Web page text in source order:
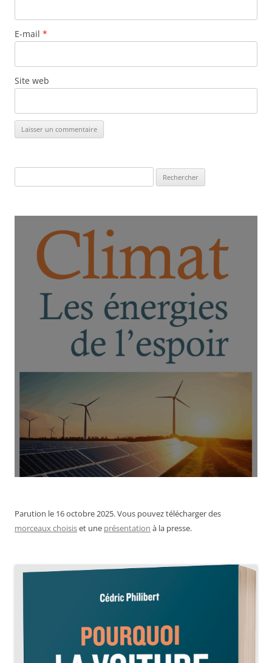
E-mail *
Site web
Parution le 16 octobre 2025. Vous pouvez télécharger des
morceaux choisiset une présentation à la presse.